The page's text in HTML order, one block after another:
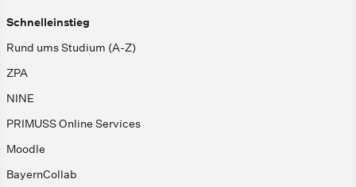
Schnelleinstieg
Rund ums Studium (A-Z)
ZPA
NINE
PRIMUSS Online Services
Moodle
BayernCollab